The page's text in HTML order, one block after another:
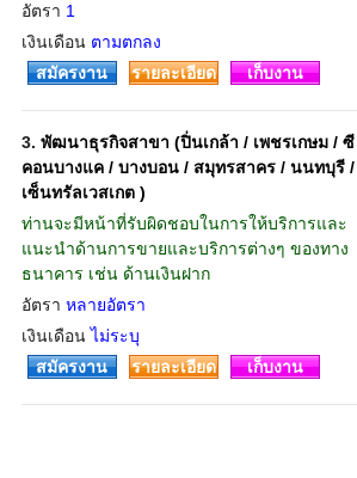
อัตรา 1
เงินเดือน ตามตกลง
สมัครงาน รายละเอียด เก็บงาน
3. พัฒนาธุรกิจสาขา (ปิ่นเกล้า / เพชรเกษม / ซี
คอนบางแค / บางบอน / สมุทรสาคร / นนทบุรี /
เซ็นทรัลเวสเกต )
ท่านจะมีหน้าที่รับผิดชอบในการให้บริการและ
แนะนำด้านการขายและบริการต่างๆ ของทาง
ธนาคาร เช่น ด้านเงินฝาก
อัตรา หลายอัตรา
เงินเดือนไม่ระบุ
สมัครงาน รายละเอียด เก็บงาน